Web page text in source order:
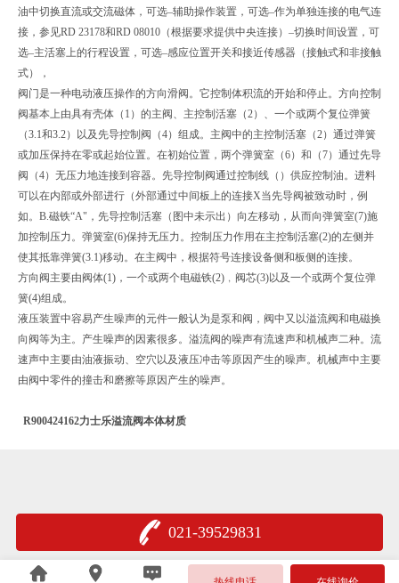
油中切换直流或交流磁体，可选–辅助操作装置，可选–作为单独连接的电气连
接，参见RD 23178和RD 08010（根据要求提供中央连接）–切换时间设置，可
选–主活塞上的行程设置，可选–感应位置开关和接近传感器（接触式和非接触
式），
阀门是一种电动液压操作的方向滑阀。它控制体积流的开始和停止。方向控制
阀基本上由具有壳体（1）的主阀、主控制活塞（2）、一个或两个复位弹簧
（3.1和3.2）以及先导控制阀（4）组成。主阀中的主控制活塞（2）通过弹簧
或加压保持在零或起始位置。在初始位置，两个弹簧室（6）和（7）通过先导
阀（4）无压力地连接到容器。先导控制阀通过控制线（）供应控制油。进料
可以在内部或外部进行（外部通过中间板上的连接X当先导阀被致动时，例
如。B.磁铁“A"，先导控制活塞（图中未示出）向左移动，从而向弹簧室(7)施
加控制压力。弹簧室(6)保持无压力。控制压力作用在主控制活塞(2)的左侧并
使其抵靠弹簧(3.1)移动。在主阀中，根据符号连接设备侧和板侧的连接。
方向阀主要由阀体(1)，一个或两个电磁铁(2)﹐阀芯(3)以及一个或两个复位弹
簧(4)组成。
液压装置中容易产生噪声的元件一般认为是泵和阀，阀中又以溢流阀和电磁换
向阀等为主。产生噪声的因素很多。溢流阀的噪声有流速声和机械声二种。流
速声中主要由油液振动、空穴以及液压冲击等原因产生的噪声。机械声中主要
由阀中零件的撞击和磨擦等原因产生的噪声。
R900424162力士乐溢流阀本体材质
021-39529831
沪公网安备 31011402005376号